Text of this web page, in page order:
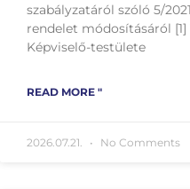
szabályzatáról szóló 5/
rendelet módosításáról [1]
Képviselő-testülete
READ MORE "
2026.07.21. No Comments